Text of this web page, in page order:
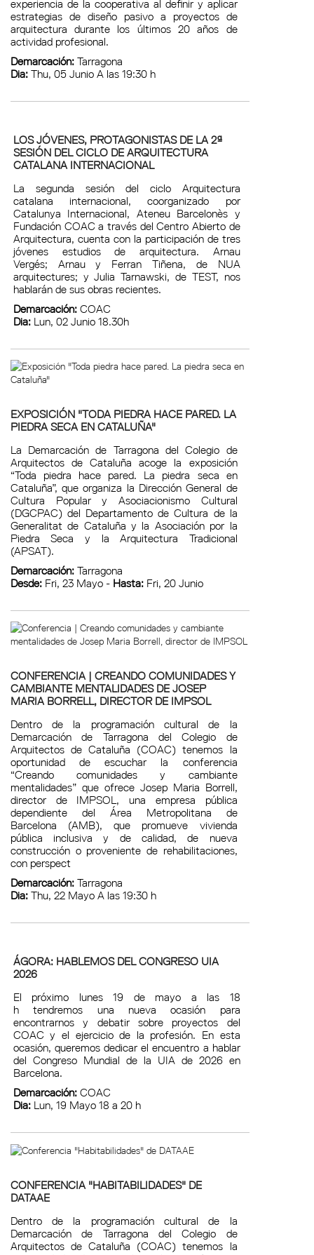
experiencia de la cooperativa al definir y aplicar
estrategias de diseño pasivo a proyectos de
arquitectura durante los últimos 20 años de
actividad profesional.
Demarcación:Tarragona
Dia:Thu, 05 Junio A las 19:30 h
LOS JÓVENES, PROTAGONISTAS DE LA 2ª
SESIÓN DEL CICLO DE ARQUITECTURA
CATALANA INTERNACIONAL
La segunda sesión del ciclo Arquitectura
catalana internacional, coorganizado por
Catalunya Internacional, Ateneu Barcelonès y
Fundación COAC a través del Centro Abierto de
Arquitectura, cuenta con la participación de tres
jóvenes estudios de arquitectura. Arnau
Vergés; Arnau y Ferran Tiñena, de NUA
arquitectures; y Julia Tarnawski, de TEST, nos
hablarán de sus obras recientes.
Demarcación:COAC
Dia: Lun, 02 Junio 18.30h
EXPOSICIÓN "TODA PIEDRA HACE PARED. LA
PIEDRA SECA EN CATALUÑA"
La Demarcación de Tarragona del Colegio de
Arquitectos de Cataluña acoge la exposición
“Toda piedra hace pared. La piedra seca en
Cataluña”, que organiza la Dirección General de
Cultura Popular y Asociacionismo Cultural
(DGCPAC) del Departamento de Cultura de la
Generalitat de Cataluña y la Asociación por la
Piedra Seca y la Arquitectura Tradicional
(APSAT).
Demarcación:Tarragona
Desde: Fri, 23 Mayo - Hasta: Fri, 20 Junio
CONFERENCIA | CREANDO COMUNIDADES Y
CAMBIANTE MENTALIDADES DE JOSEP
MARIA BORRELL, DIRECTOR DE IMPSOL
Dentro de la programación cultural de la
Demarcación de Tarragona del Colegio de
Arquitectos de Cataluña (COAC) tenemos la
oportunidad de escuchar la conferencia
“Creando comunidades y cambiante
mentalidades” que ofrece Josep Maria Borrell,
director de IMPSOL, una empresa pública
dependiente del Área Metropolitana de
Barcelona (AMB), que promueve vivienda
pública inclusiva y de calidad, de nueva
construcción o proveniente de rehabilitaciones,
con perspect
Demarcación:Tarragona
Dia:Thu, 22 Mayo A las 19:30 h
ÁGORA: HABLEMOS DEL CONGRESO UIA
2026
El próximo lunes 19 de mayo a las 18
h tendremos una nueva ocasión para
encontrarnos y debatir sobre proyectos del
COAC y el ejercicio de la profesión. En esta
ocasión, queremos dedicar el encuentro a hablar
del Congreso Mundial de la UIA de 2026 en
Barcelona.
Demarcación:COAC
Dia: Lun, 19 Mayo 18 a 20 h
CONFERENCIA "HABITABILIDADES" DE
DATAAE
Dentro de la programación cultural de la
Demarcación de Tarragona del Colegio de
Arquitectos de Cataluña (COAC) tenemos la